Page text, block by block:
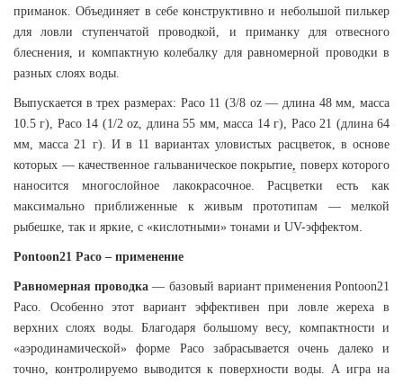
приманок. Объединяет в себе конструктивно и небольшой пилькер
для ловли ступенчатой проводкой, и приманку для отвесного
блеснения, и компактную колебалку для равномерной проводки в
разных слоях воды.
Выпускается в трех размерах: Paco 11 (3/8 oz — длина 48 мм, масса
10.5 г), Paco 14 (1/2 oz, длина 55 мм, масса 14 г), Paco 21 (длина 64
мм, масса 21 г). И в 11 вариантах уловистых расцветок, в основе
которых — качественное гальваническое покрытие поверх которого
наносится многослойное лакокрасочное. Расцветки есть как
максимально приближенные к живым прототипам — мелкой
рыбешке, так и яркие, с «кислотными» тонами и UV-эффектом.
Pontoon21 Paco – применение
Равномерная проводка — базовый вариант применения Pontoon21
Paco. Особенно этот вариант эффективен при ловле жереха в
верхних слоях воды. Благодаря большому весу, компактности и
«аэродинамической» форме Paco забрасывается очень далеко и
точно, контролируемо выводится к поверхности воды. А игра на